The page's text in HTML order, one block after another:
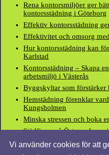
Vi använder cookies för att
Rena kontorsmiljöer ger
kontorsstädning i Göteborg
Effektiv kontorsstädning
Effektivitet och omsorg
Hur kontorsstädning kan
Karlstad
Kontorsstädning – Skapa
arbetsmiljö i Västerås
Byggskyltar som förstärker
Hemstädning förenklar
Kungsholmen
Minska stressen och boka
Städfirma på Östermalm,